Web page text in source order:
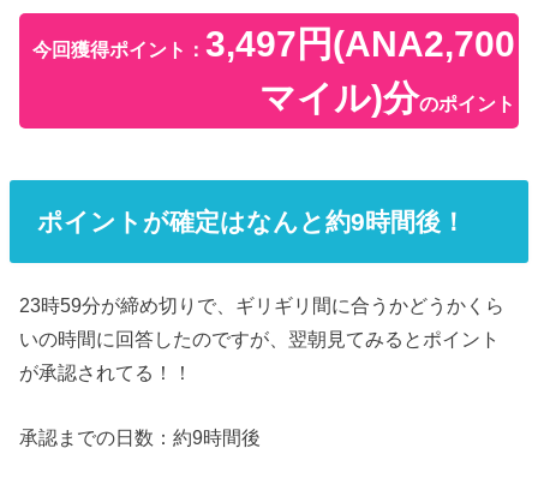
今回獲得ポイント： 3,497円(ANA2,700
マイル)分のポイント
ポイントが確定はなんと約9時間後！
23時59分が締め切りで、ギリギリ間に合うかどうかくら
いの時間に回答したのですが、翌朝見てみるとポイント
が承認されてる！！
承認までの日数：約9時間後